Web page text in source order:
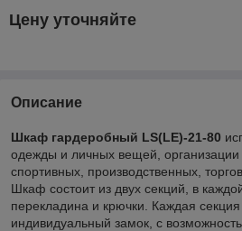
Цену уточняйте
Описание
Шкаф гардеробный LS(LE)-21-80
одежды и личных вещей, организации
спортивных, производственных,
Шкаф состоит из двух секций, в
перекладина и крючки. Каждая
индивидуальный замок, с